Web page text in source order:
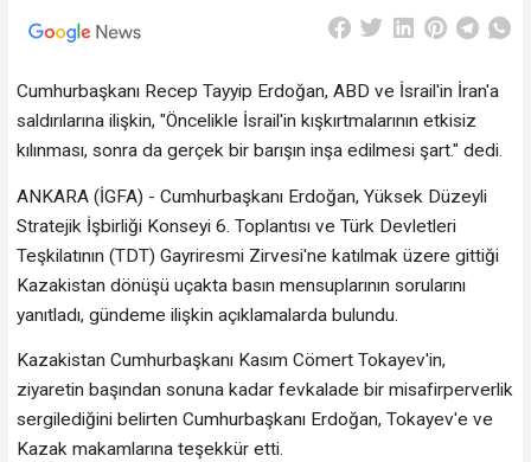
Cumhurbaşkanı Recep Tayyip Erdoğan, ABD ve İsrail'in İran'a
saldırılarına ilişkin, "Öncelikle İsrail'in kışkırtmalarının etkisiz
kılınması, sonra da gerçek bir barışın inşa edilmesi şart." dedi.
ANKARA (İGFA) - Cumhurbaşkanı Erdoğan, Yüksek Düzeyli
Stratejik İşbirliği Konseyi 6. Toplantısı ve Türk Devletleri
Teşkilatının (TDT) Gayriresmi Zirvesi'ne katılmak üzere gittiği
Kazakistan dönüşü uçakta basın mensuplarının sorularını
yanıtladı, gündeme ilişkin açıklamalarda bulundu.
Kazakistan Cumhurbaşkanı Kasım Cömert Tokayev'in,
ziyaretin başından sonuna kadar fevkalade bir misafirperverlik
sergilediğini belirten Cumhurbaşkanı Erdoğan, Tokayev'e ve
Kazak makamlarına teşekkür etti.